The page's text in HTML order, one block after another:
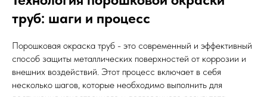
труб: шаги и процесс
Порошковая окраска труб - это современный и эффективный
способ защиты металлических поверхностей от коррозии и
внешних воздействий. Этот процесс включает в себя
несколько шагов, которые необходимо выполнить для